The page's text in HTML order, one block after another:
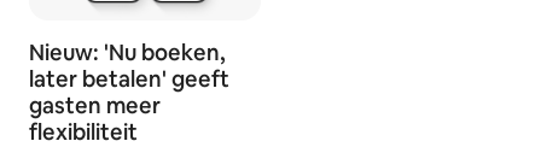
Nieuw: 'Nu boeken,
later betalen' geeft
gasten meer
flexibiliteit